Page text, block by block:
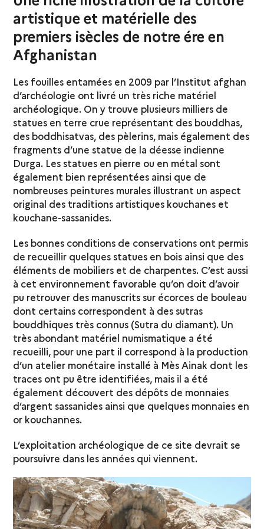
artistique et matérielle des
premiers isècles de notre ére en
Afghanistan
Les fouilles entamées en 2009 par l’Institut afghan
d’archéologie ont livré un très riche matériel
archéologique. On y trouve plusieurs milliers de
statues en terre crue représentant des bouddhas,
des boddhisatvas, des pèlerins, mais également des
fragments d’une statue de la déesse indienne
Durga. Les statues en pierre ou en métal sont
également bien représentées ainsi que de
nombreuses peintures murales illustrant un aspect
original des traditions artistiques kouchanes et
kouchane-sassanides.
Les bonnes conditions de conservations ont permis
de recueillir quelques statues en bois ainsi que des
éléments de mobiliers et de charpentes. C’est aussi
à cet environnement favorable qu’on doit d’avoir
pu retrouver des manuscrits sur écorces de bouleau
dont certains correspondent à des sutras
bouddhiques très connus (Sutra du diamant). Un
très abondant matériel numismatique a été
recueilli, pour une part il correspond à la production
d’un atelier monétaire installé à Mès Ainak dont les
traces ont pu être identifiées, mais il a été
également découvert des dépôts de monnaies
d’argent sassanides ainsi que quelques monnaies en
or kouchannes.
L’exploitation archéologique de ce site devrait se
poursuivre dans les années qui viennent.